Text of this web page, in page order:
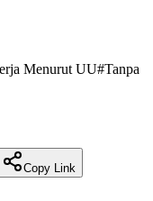
Menurut UU#Tanpa
Copy Link